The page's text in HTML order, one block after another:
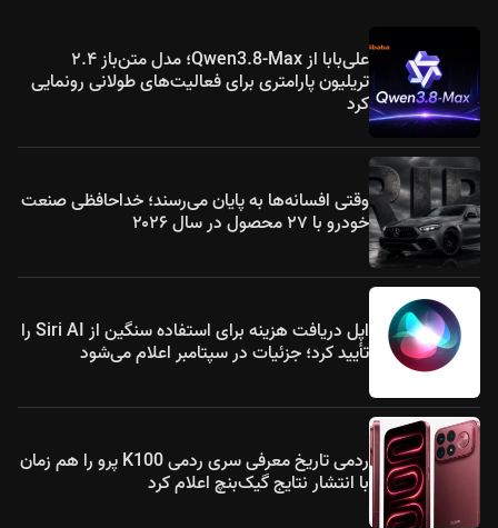
علی‌بابا از Qwen3.8-Max؛ مدل متن‌باز ۲.۴
تریلیون پارامتری برای فعالیت‌های طولانی رونمایی
کرد
وقتی افسانه‌ها به پایان می‌رسند؛ خداحافظی صنعت
خودرو با ۲۷ محصول در سال ۲۰۲۶
اپل دریافت هزینه برای استفاده سنگین از Siri AI را
تأیید کرد؛ جزئیات در سپتامبر اعلام می‌شود
ردمی تاریخ معرفی سری ردمی K100 پرو را هم زمان
با انتشار نتایج گیک‌بنچ اعلام کرد